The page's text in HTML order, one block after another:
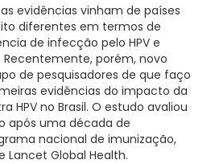
evidências vinham de países
diferentes em termos de
de infecção pelo HPV e
Recentemente, porém, novo
de pesquisadores de que faço
evidências do impacto da
HPV no Brasil. O estudo avaliou
após uma década de
nacional de imunização,
Lancet Global Health.